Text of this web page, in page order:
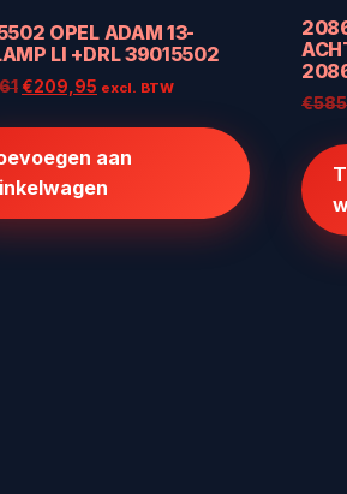
OPEL ADAM 13-
LI +DRL 39015502
Oorspronkelijke
€337,61.
€209,95 Huidige
€209,95.
excl. BTW
aan
€